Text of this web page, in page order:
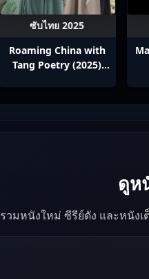
ซับไทย 2025
Roaming China with
Tang Poetry (2025)
ดูห
รวมหนังใหม่ ซีรีย์ดัง และหนัง